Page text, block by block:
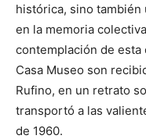
histórica, sino
en la memoria
contemplación de esta
Casa Museo son
Rufino, en un retrato
transportó a las
de 1960.